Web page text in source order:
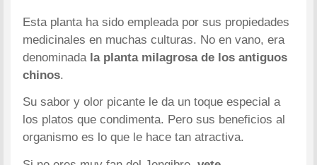
Esta planta ha sido empleada por sus propiedades
medicinales en muchas culturas. No en vano, era
denominada la planta milagrosa de los antiguos
chinos.
Su sabor y olor picante le da un toque especial a
los platos que condimenta. Pero sus beneficios al
organismo es lo que le hace tan atractiva.